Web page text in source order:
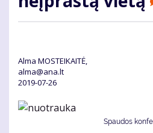
Alma MOSTEIKAITĖ,
alma@ana.lt
2019-07-26
Spaudos